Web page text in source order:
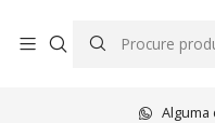
Alguma